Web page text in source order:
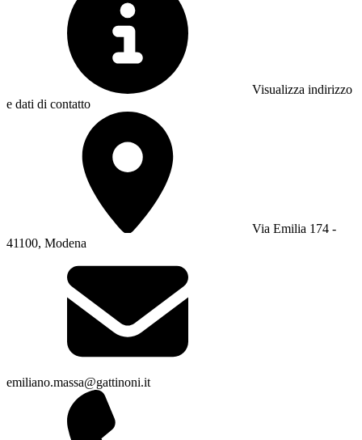
Visualizza indirizzo
e dati di contatto
Via Emilia 174 -
41100, Modena
emiliano.massa@gattinoni.it